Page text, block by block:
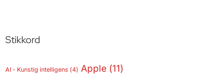
Stikkord
AI - Kunstig intelligens (4) Apple (11)